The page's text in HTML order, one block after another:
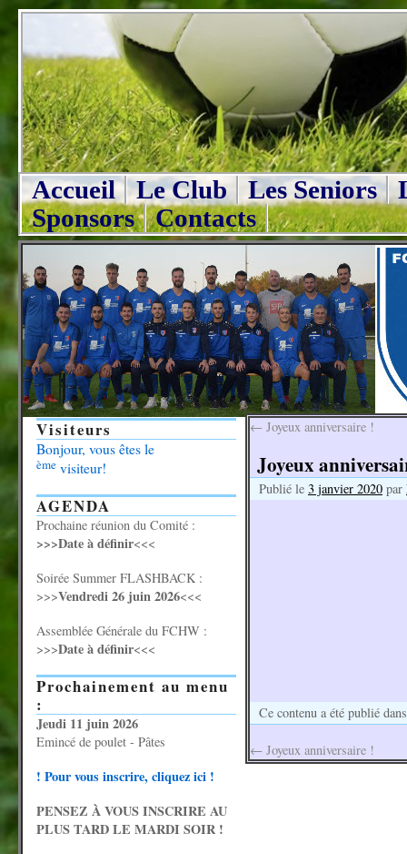
Accueil Le Club Les Seniors
Sponsors
Contacts
← Joyeux anniversaire !
Joyeux
Publié le 3 janvier 2020 par
Ce contenu a été publié
← Joyeux anniversaire !
Visiteurs
Bonjour, vous êtes le
ème visiteur!
AGENDA
Prochaine réunion du Comité :
>>>Date à définir<<<
Soirée Summer FLASHBACK :
>>>Vendredi 26 juin 2026<<<
Assemblée Générale du FCHW :
>>>Date à définir<<<
Prochainement au menu
:
Jeudi 11 juin 2026
Emincé de poulet - Pâtes
! Pour vous inscrire, cliquez ici !
PENSEZ À VOUS INSCRIRE AU
PLUS TARD LE MARDI SOIR !